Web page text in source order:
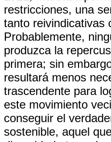
restricciones, una
tanto reivindicativas
Probablemente,
produzca la
primera; sin
resultará menos
trascendente para
este movimiento
conseguir el
sostenible, aquel